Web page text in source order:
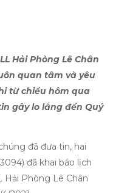
Hải Phòng Lê Chân
quan tâm và yêu
từ chiều hôm qua
gây lo lắng đến Quý
đã đưa tin, hai
đã khai báo lịch
Hải Phòng Lê Chân